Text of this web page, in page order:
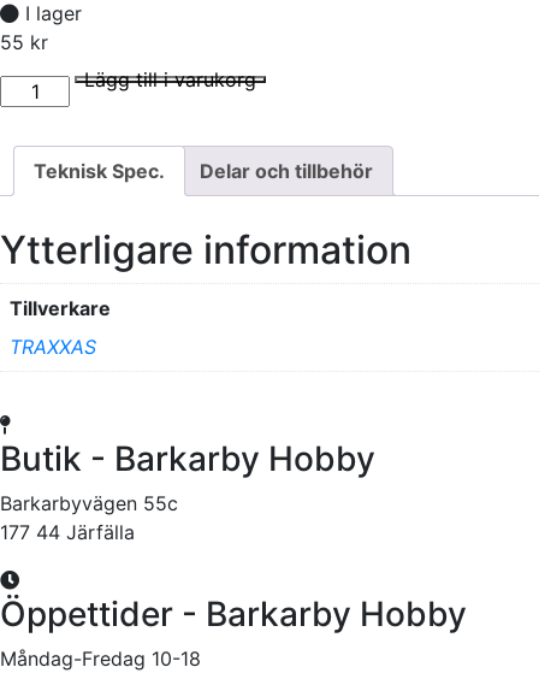
I lager
55 kr
I lager
Drev för mittdiff slayer mängd Lägg till i varukorg
Teknisk Spec. Delar och tillbehör
Ytterligare information
Tillverkare
TRAXXAS
Butik - Barkarby Hobby
Barkarbyvägen 55c
177 44 Järfälla
Öppettider - Barkarby Hobby
Måndag-Fredag 10-18